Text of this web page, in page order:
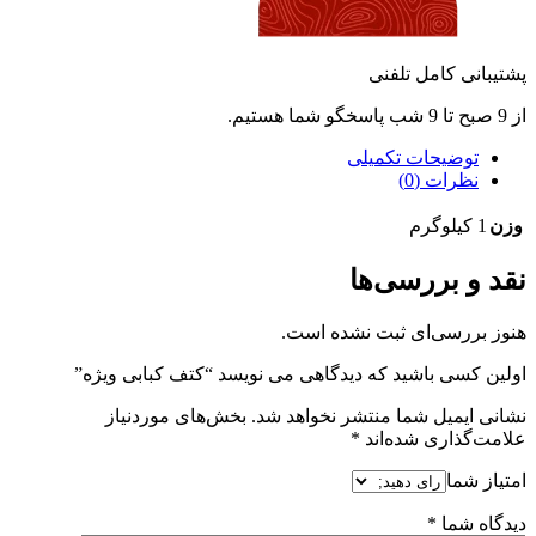
پشتیبانی کامل تلفنی
از 9 صبح تا 9 شب پاسخگو شما هستیم.
توضیحات تکمیلی
نظرات (0)
وزن 1 کیلوگرم
نقد و بررسی‌ها
هنوز بررسی‌ای ثبت نشده است.
اولین کسی باشید که دیدگاهی می نویسد “کتف کبابی ویژه”
نشانی ایمیل شما منتشر نخواهد شد. بخش‌های موردنیاز
علامت‌گذاری شده‌اند *
امتیاز شما
دیدگاه شما *